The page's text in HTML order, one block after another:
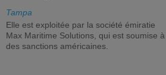
Tampa
Elle est exploitée par la société émiratie
Max Maritime Solutions, qui est soumise à
des sanctions américaines.